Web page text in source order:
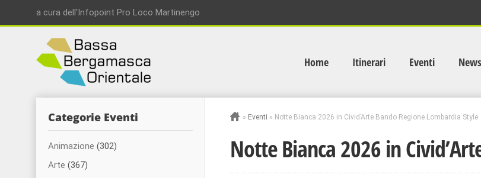
a cura dell'Infopoint Pro Loco Martinengo
Home Itinerari Eventi News
» Eventi » Notte Bianca 2026 in Civid’Arte Bando Regione Lombardia Style
Notte Bianca 2026 in
Categorie Eventi
Animazione (302)
Arte (367)